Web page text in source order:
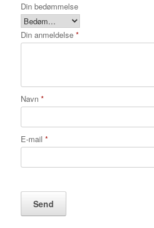
Din bedømmelse
Din anmeldelse *
Navn *
E-mail *